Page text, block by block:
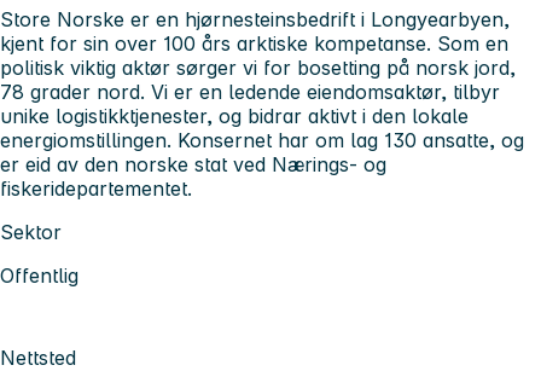
Store Norske er en hjørnesteinsbedrift i Longyearbyen,
kjent for sin over 100 års arktiske kompetanse. Som en
politisk viktig aktør sørger vi for bosetting på norsk jord,
78 grader nord. Vi er en ledende eiendomsaktør, tilbyr
unike logistikktjenester, og bidrar aktivt i den lokale
energiomstillingen. Konsernet har om lag 130 ansatte, og
er eid av den norske stat ved Nærings- og
fiskeridepartementet.
Sektor
Offentlig
Nettsted